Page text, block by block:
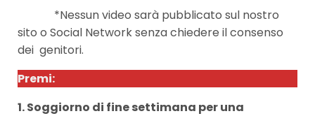
*Nessun video sarà pubblicato sul nostro
sito o Social Network senza chiedere il consenso
dei genitori.
Premi:
1. Soggiorno di fine settimana per una